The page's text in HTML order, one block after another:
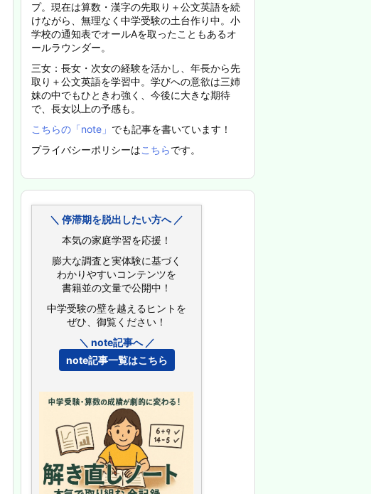
プ。現在は算数・漢字の先取り＋公文英語を続
けながら、無理なく中学受験の土台作り中。小
学校の通知表でオールAを取ったこともあるオ
ールラウンダー。
三女：長女・次女の経験を活かし、年長から先
取り＋公文英語を学習中。学びへの意欲は三姉
妹の中でもひときわ強く、今後に大きな期待
で、長女以上の予感も。
こちらの「note」 でも記事を書いています！
プライバシーポリシーはこちらです。
＼ 停滞期を脱出したい方へ ／
本気の家庭学習を応援！
膨大な調査と実体験に基づく
わかりやすいコンテンツを
書籍並の文量で公開中！
中学受験の壁を越えるヒントを
ぜひ、御覧ください！
＼ note記事へ ／
note記事一覧はこちら